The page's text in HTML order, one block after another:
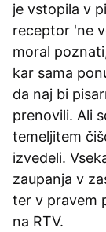
je vstopila v
receptor 'ne
moral
kar sama
da naj bi
prenovili. Ali
temeljitem
izvedeli.
zaupanja v
ter v pravem
na RTV.